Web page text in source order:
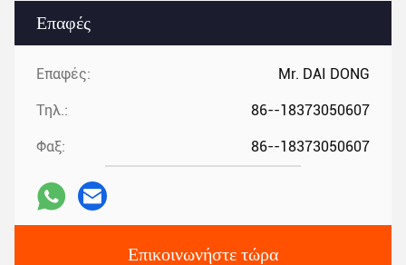
Επαφές
Επαφές: Mr. DAI DONG
Τηλ.: 86--18373050607
Φαξ: 86--18373050607
Επικοινωνήστε τώρα